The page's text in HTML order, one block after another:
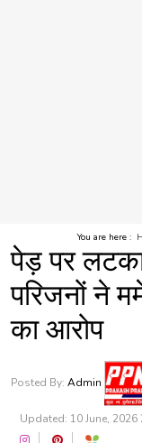
You are here :
पेड़ पर
परिजनों ने
का आरोप
Posted By: Admin
Updated: 10 June, 2026